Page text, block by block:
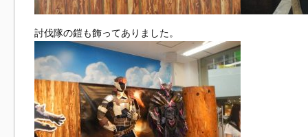
討伐隊の鎧も飾ってありました。